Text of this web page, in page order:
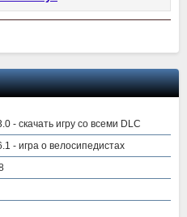
- скачать игру со всеми DLC
- игра о велосипедистах